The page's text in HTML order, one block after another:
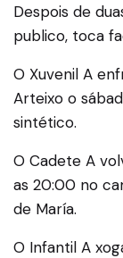
Despois de
publico, toca
O Xuvenil A
Arteixo o
sintético.
O Cadete A
as 20:00 no
de María.
O Infantil A